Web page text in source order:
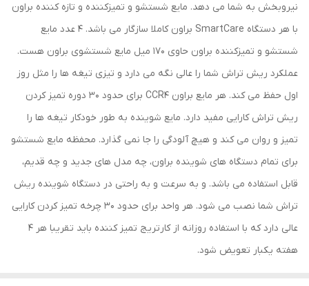
نیروبخش به شما می دهد. مایع شستشو و تمیزکننده و تازه کننده براون
با هر دستگاه SmartCare براون کاملا سازگار می باشد. 4 عدد مایع
شستشو و تمیزکننده براون حاوی 170 میل مایع شستشوی براون هست.
عملکرد ریش تراش شما را عالی نگه می دارد و تیزی تیغه ها را مثل روز
اول حفظ می کند. هر مایع براون CCR4 برای حدود 30 دوره تمیز کردن
ریش تراش کارایی مفید دارد. مایع شوینده به طور خودکار تیغه ها را
تمیز و روان می کند و هیچ آلودگی را جا نمی گذارد. محفظه مایع شستشو
برای تمام دستگاه های شوینده براون، چه مدل های جدید و چه قدیم،
قابل استفاده می باشد. و به سرعت و به راحتی در دستگاه شوینده ریش
تراش شما نصب می شود. هر واحد برای حدود 30 چرخه تمیز کردن کارایی
عالی دارد که با استفاده روزانه از کارتریج تمیز کننده باید تقریبا هر 4
هفته یکبار تعویض شود.